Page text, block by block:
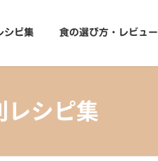
シピ集 食の選び方・レビュー
レシピ集